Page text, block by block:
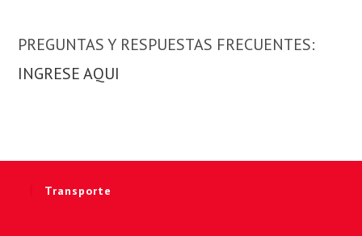
PREGUNTAS Y RESPUESTAS FRECUENTES:
INGRESE AQUI
Transporte